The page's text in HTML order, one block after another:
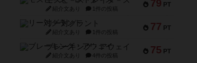
79 PT
紹介文あり 1件の投稿
77 PT
リー対グラント
紹介文あり 1件の投稿
75 PT
ブレーキング・アウェイ
紹介文あり 4件の投稿